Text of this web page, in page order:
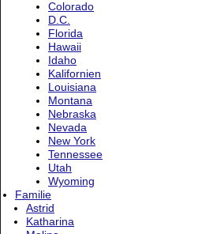
Colorado
D.C.
Florida
Hawaii
Idaho
Kalifornien
Louisiana
Montana
Nebraska
Nevada
New York
Tennessee
Utah
Wyoming
Familie
Astrid
Katharina